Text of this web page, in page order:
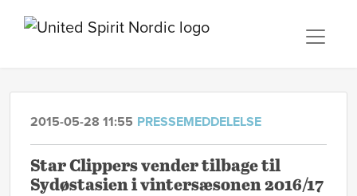
2015-05-28 11:55 PRESSEMEDDELELSE
Star Clippers vender tilbage til
Sydøstasien i vintersæsonen 2016/17